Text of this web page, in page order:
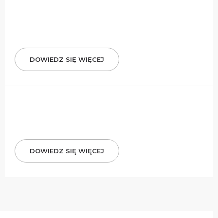
DOWIEDZ SIĘ WIĘCEJ
DOWIEDZ SIĘ WIĘCEJ